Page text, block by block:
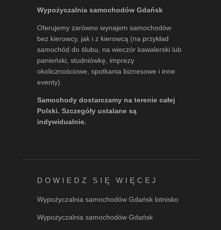
Wypożyczalnia samochodów Gdańsk
Oferujemy zarówno wynajem samochodów
bez kierowcy, jak i z kierowcą (na przykład
samochód do ślubu, na wieczór kawalerski lub
panieński, studniówkę, imprezy
okolicznościowe, spotkania biznesowe i inne
eventy).
Samochody dostarczamy na terenie całej
Polski. Szczegóły ustalane są
indywidualnie.
DOWIEDZ SIĘ WIĘCEJ
Wypożyczalnia samochodów Gdańsk lotnisko
Wypożyczalnia samochodów Gdańsk